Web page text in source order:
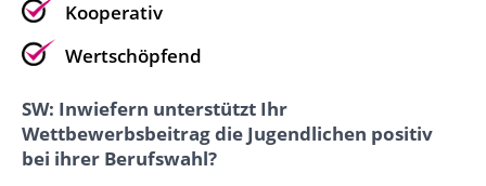
Kooperativ
Wertschöpfend
SW: Inwiefern unterstützt Ihr
Wettbewerbsbeitrag die Jugendlichen positiv
bei ihrer Berufswahl?